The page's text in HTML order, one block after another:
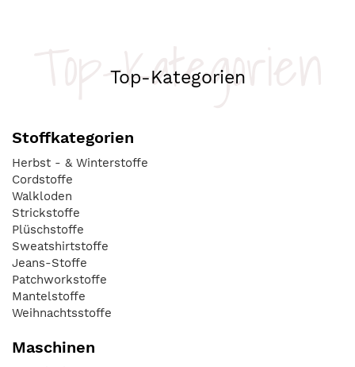
Top-Kategorien
Top-Kategorien
Stoffkategorien
Herbst - & Winterstoffe
Cordstoffe
Walkloden
Strickstoffe
Plüschstoffe
Sweatshirtstoffe
Jeans-Stoffe
Patchworkstoffe
Mantelstoffe
Weihnachtsstoffe
Maschinen